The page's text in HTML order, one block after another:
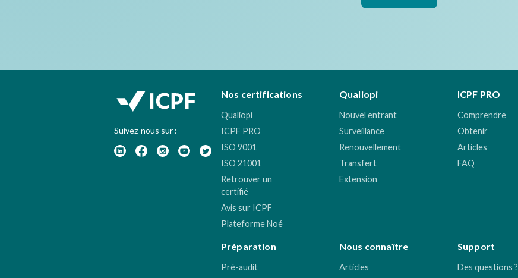
Suivez-nous sur :
Nos certifications
Qualiopi
ICPF PRO
ISO 9001
ISO 21001
Retrouver un
certifié
Avis sur ICPF
Plateforme Noé
Qualiopi
Nouvel entrant
Surveillance
Renouvellement
Transfert
Extension
ICPF PRO
Comprendre
Obtenir
Articles
FAQ
Préparation
Pré-audit
Nous connaître
Articles
Support
Des questions ?